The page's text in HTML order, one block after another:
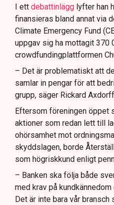
I ett debattinlägg lyfter han
finansieras bland annat via
Climate Emergency Fund
uppgav sig ha mottagit 370
crowdfundingplattformen
– Det är problematiskt att
samlar in pengar för att
grupp, säger Rickard
Eftersom föreningen öppet
aktioner som redan lett till
ohörsamhet mot
skyddslagen, borde
som högriskkund enligt
– Banken ska följa både
med krav på
Det är inte bara vår bransch